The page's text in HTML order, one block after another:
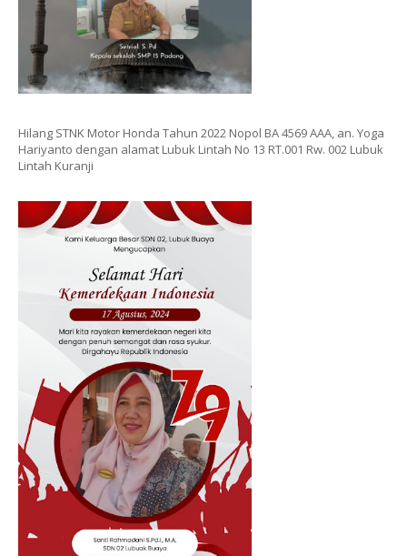
Hilang STNK Motor Honda Tahun 2022 Nopol BA 4569 AAA, an. Yoga
Hariyanto dengan alamat Lubuk Lintah No 13 RT.001 Rw. 002 Lubuk
Lintah Kuranji